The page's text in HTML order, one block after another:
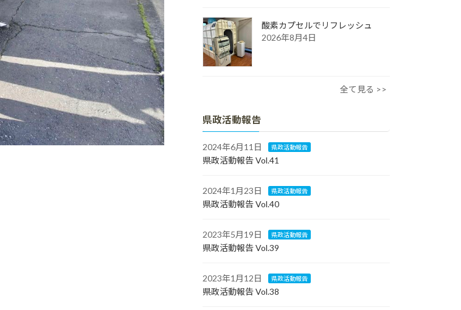
酸素カプセルでリフレッシュ
2026年8月4日
全て見る >>
県政活動報告
2024年6月11日 県政活動報告
県政活動報告 Vol.41
2024年1月23日 県政活動報告
県政活動報告 Vol.40
2023年5月19日 県政活動報告
県政活動報告 Vol.39
2023年1月12日 県政活動報告
県政活動報告 Vol.38